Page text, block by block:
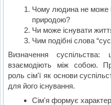
Чому людина не може
природою?
Чи може існувати
Чим подібні слова
Визначення
взаємодіють між собою.
роль сім'ї як основи
для його існування.
Сім'я формує характер